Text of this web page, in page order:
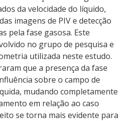
da velocidade do líquido,
imagens de PIV e detecção
pela fase gasosa. Este
no grupo de pesquisa e
utilizada neste estudo.
que a presença da fase
sobre o campo de
mudando completamente
em relação ao caso
se torna mais evidente para